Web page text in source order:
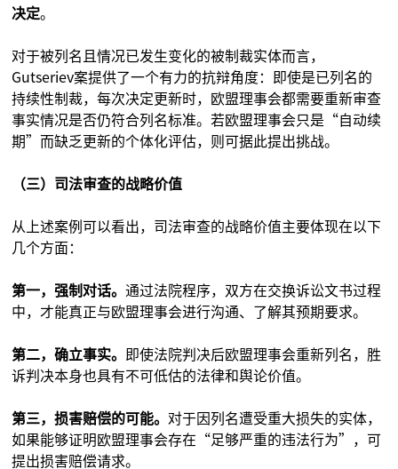
决定。
对于被列名且情况已发生变化的被制裁实体而言，
Gutseriev案提供了一个有力的抗辩角度：即使是已列名的
持续性制裁，每次决定更新时，欧盟理事会都需要重新审查
事实情况是否仍符合列名标准。若欧盟理事会只是“自动续
期”而缺乏更新的个体化评估，则可据此提出挑战。
（三）司法审查的战略价值
从上述案例可以看出，司法审查的战略价值主要体现在以下
几个方面：
第一，强制对话。通过法院程序，双方在交换诉讼文书过程
中，才能真正与欧盟理事会进行沟通、了解其预期要求。
第二，确立事实。
即使法院判决后欧盟理事会重新列名，胜
诉判决本身也具有不可低估的法律和舆论价值。
第三，损害赔偿的可能。对于因列名遭受重大损失的实体，
如果能够证明欧盟理事会存在“足够严重的违法行为”，可
提出损害赔偿请求。